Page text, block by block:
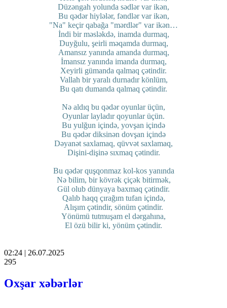
Düzəngah yolunda sədlər var ikən,
Bu qədər hiylələr, fəndlər var ikən,
"Na" keçir qabağa "mərdlər" var ikən…
İndi bir məsləkdə, inamda durmaq,
Duyğulu, şeirli məqamda durmaq,
Amansız yanında amanda durmaq,
İmansız yanında imanda durmaq,
Xeyirli gümanda qalmaq çətindir.
Vallah bir yaralı durnadır könlüm,
Bu qatı dumanda qalmaq çətindir.
Nə aldıq bu qədər oyunlar üçün,
Oyunlar layladır qoyunlar üçün.
Bu yulğun içində, yovşan içində
Bu qədər diksinən dovşan içində
Dəyanət saxlamaq, qüvvət saxlamaq,
Dişini-dişinə sıxmaq çətindir.
Bu qədər quşqonmaz kol-kos yanında
Nə bilim, bir kövrək çiçək bitirmək,
Gül olub dünyaya baxmaq çətindir.
Qalıb haqq çırağım tufan içində,
Alışım çətindir, sönüm çətindir.
Yönümü tutmuşam el dərgahına,
El özü bilir ki, yönüm çətindir.
02:24 | 26.07.2025
295
Oxşar xəbərlər